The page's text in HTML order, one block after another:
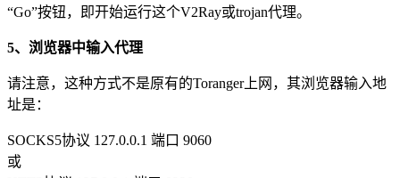
“Go”按钮，即开始运行这个V2Ray或trojan代理。
5、浏览器中输入代理
请注意，这种方式不是原有的Toranger上网，其浏览器输入地
址是：
SOCKS5协议 127.0.0.1 端口 9060
或